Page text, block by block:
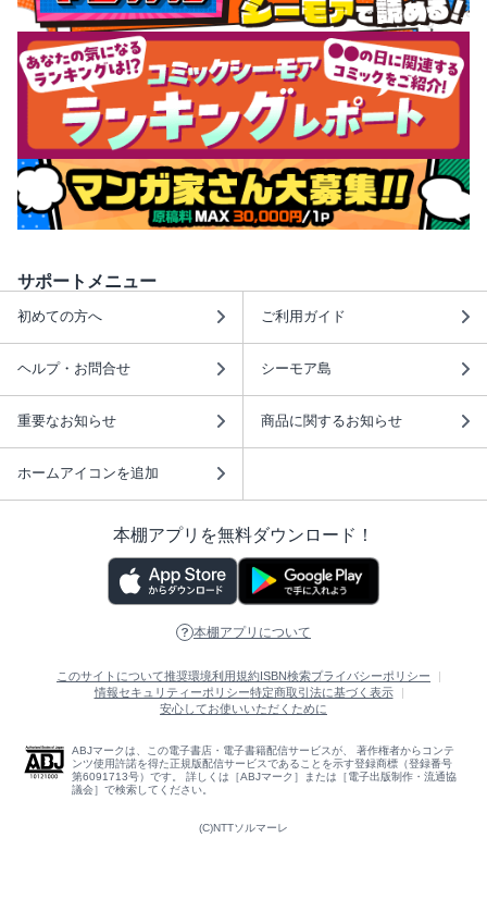
サポートメニュー
初めての方へ ご利用ガイド
ヘルプ・お問合せ シーモア島
重要なお知らせ 商品に関するお知らせ
ホームアイコンを追加
本棚アプリを無料ダウンロード！
本棚アプリについて
このサイトについて推奨環境利用規約ISBN検索プライバシーポリシー
情報セキュリティーポリシー特定商取引法に基づく表示
安心してお使いいただくために
ABJマークは、この電子書店・電子書籍配信サービスが、 著作権者からコンテ
ンツ使用許諾を得た正規版配信サービスであることを示す登録商標（登録番号
第6091713号）です。 詳しくは［ABJマーク］または［電子出版制作・流通協
議会］で検索してください。
(C)NTTソルマーレ